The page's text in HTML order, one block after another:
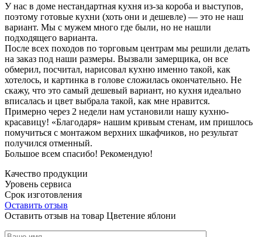
У нас в доме нестандартная кухня из-за короба и выступов,
поэтому готовые кухни (хоть они и дешевле) — это не наш
вариант. Мы с мужем много где были, но не нашли
подходящего варианта.
После всех походов по торговым центрам мы решили делать
на заказ под наши размеры. Вызвали замерщика, он все
обмерил, посчитал, нарисовал кухню именно такой, как
хотелось, и картинка в голове сложилась окончательно. Не
скажу, что это самый дешевый вариант, но кухня идеально
вписалась и цвет выбрала такой, как мне нравится.
Примерно через 2 недели нам установили нашу кухню-
красавицу! «Благодаря» нашим кривым стенам, им пришлось
помучиться с монтажом верхних шкафчиков, но результат
получился отменный.
Большое всем спасибо! Рекомендую!
Качество продукции
Уровень сервиса
Срок изготовления
Оставить отзыв
Оставить отзыв на товар Цветение яблони